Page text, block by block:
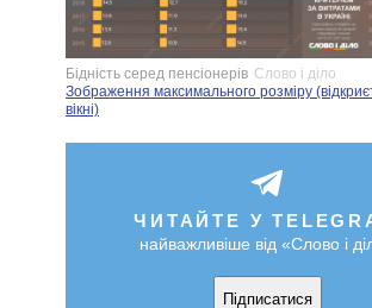
Бідність серед пенсіонерів Слово і діло
Зображення максимального розміру
вікні)
ЧИТАЙТЕ У
найважливіше від «Слово і
Підписатися